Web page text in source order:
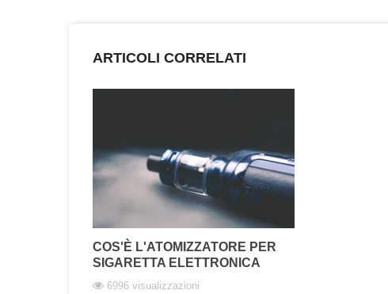
ARTICOLI CORRELATI
COS'È L'ATOMIZZATORE PER
SIGARETTA ELETTRONICA
6996 visualizzazioni